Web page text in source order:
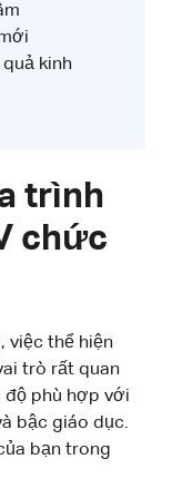
kinh
trình
chức
việc thể hiện
trò rất quan
độ phù hợp với
bậc giáo dục.
bạn trong